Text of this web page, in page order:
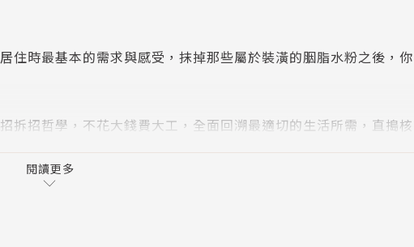
住時最基本的需求與感受，抹掉那些屬於裝潢的胭脂水粉之後，你
拆招哲學，不花大錢費大工，全面回溯最適切的生活所需，直搗核
閱讀更多